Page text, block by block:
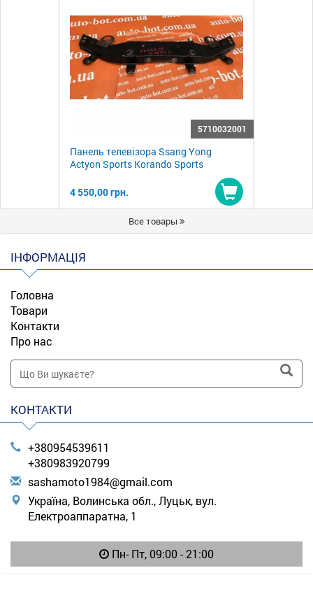
5710032001
Панель телевізора Ssang Yong
Actyon Sports Korando Sports
4 550,00 грн.
Купити
Все товары
ІНФОРМАЦІЯ
Головна
Товари
Контакти
Про нас
КОНТАКТИ
+380954539611
+380983920799
sashamoto1984@gmail.com
Україна, Волинська обл., Луцьк, вул.
Електроаппаратна, 1
Пн- Пт, 09:00 - 21:00